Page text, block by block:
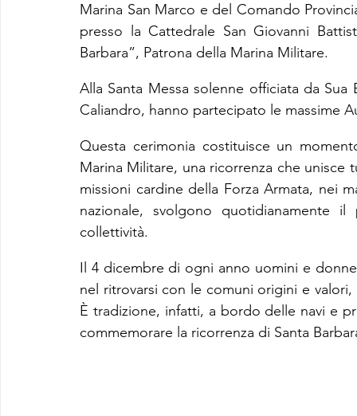
Marina San Marco e del Comando
presso la Cattedrale San Giovanni
Barbara”, Patrona della Marina Militare.
Alla Santa Messa solenne officiata da
Caliandro, hanno partecipato le massime
Questa cerimonia costituisce un
Marina Militare, una ricorrenza che
missioni cardine della Forza Armata, nei
nazionale, svolgono quotidianamente
collettività.
Il 4 dicembre di ogni anno uomini e
nel ritrovarsi con le comuni origini e
È tradizione, infatti, a bordo delle navi e
commemorare la ricorrenza di Santa